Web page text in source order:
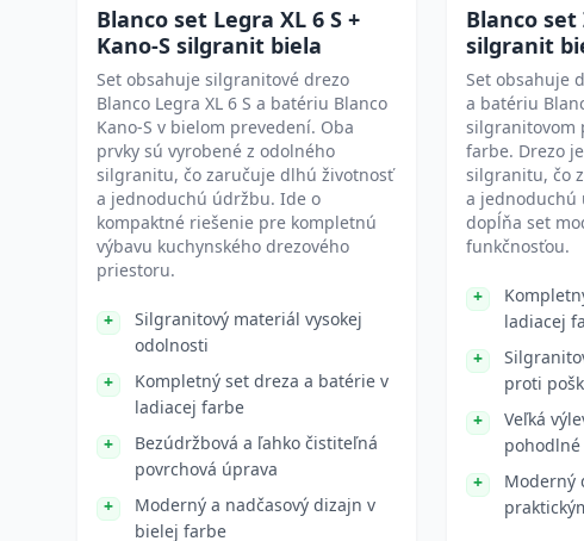
Blanco set Legra XL 6 S +
Kano-S silgranit biela
Set obsahuje silgranitové drezo
Blanco Legra XL 6 S a batériu Blanco
Kano-S v bielom prevedení. Oba
prvky sú vyrobené z odolného
silgranitu, čo zaručuje dlhú životnosť
a jednoduchú údržbu. Ide o
kompaktné riešenie pre kompletnú
výbavu kuchynského drezového
priestoru.
Silgranitový materiál vysokej
odolnosti
Kompletný set dreza a batérie v
ladiacej farbe
Bezúdržbová a ľahko čistiteľná
povrchová úprava
Moderný a nadčasový dizajn v
bielej farbe
Blanco set
silgranit
Set obsahuje
a batériu
silgranitovom
farbe. Drezo
silgranitu, čo
a jednoduchú
dopĺňa set
funkčnosťou.
ladiacej
proti
Veľká
Moderný